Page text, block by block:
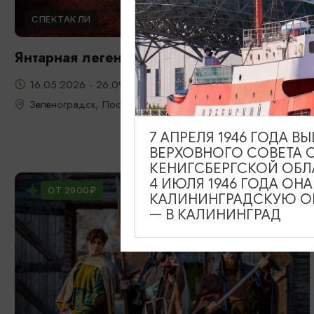
СПЕКТАКЛИ
Янтарная легенда
16.05.2026 - 26.09.2026, 22:00, 23:00, 20:00
Зеленоградск, Поселение викингов «Кауп»
ОТ 2900₽
7 АПРЕЛЯ 1946 ГОДА
ВЕРХОВНОГО СОВЕТА
КЕНИГСБЕРГСКОЙ
4 ИЮЛЯ 1946 ГОДА
КАЛИНИНГРАДСКУЮ
— В КАЛИНИНГРАД